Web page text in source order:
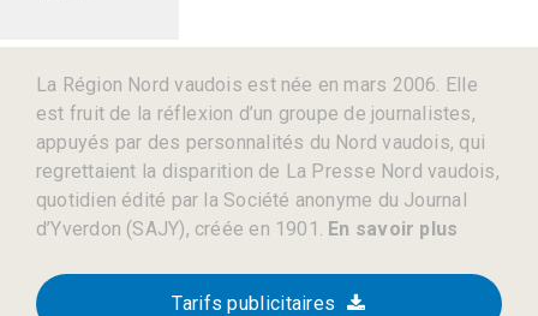
La Région Nord vaudois est née en mars 2006. Elle
est fruit de la réflexion d’un groupe de journalistes,
appuyés par des personnalités du Nord vaudois, qui
regrettaient la disparition de La Presse Nord vaudois,
quotidien édité par la Société anonyme du Journal
d’Yverdon (SAJY), créée en 1901. En savoir plus
Tarifs publicitaires